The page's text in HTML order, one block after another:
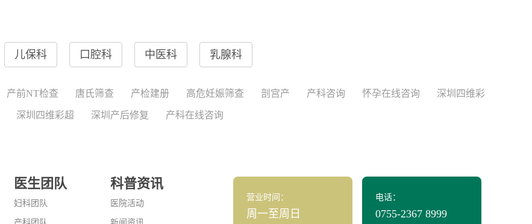
儿保科 口腔科 中医科 乳腺科
产前NT检查 唐氏筛查 产检建册 高危妊娠筛查 剖宫产 产科咨询 怀孕在线咨询 深圳四维彩
深圳四维彩超 深圳产后修复 产科在线咨询
医生团队
妇科团队
科普资讯
医院活动
营业时间：
周一至周日
电话：
0755-2367 8999